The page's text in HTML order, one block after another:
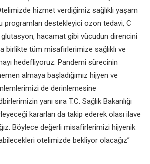
hizmet verdiğimiz sağlıklı yaşam
programları destekleyici ozon tedavi, C
glutasyon, hacamat gibi vücudun direncini
birlikte tüm misafirlerimize sağlıklı ve
hedefliyoruz. Pandemi sürecinin
almaya başladığımız hijyen ve
de derinlemesine
yanı sıra T.C. Sağlık Bakanlığı
kararları da takip ederek olası ilave
Böylece değerli misafirlerimizi hijyenik
otelimizde bekliyor olacağız”